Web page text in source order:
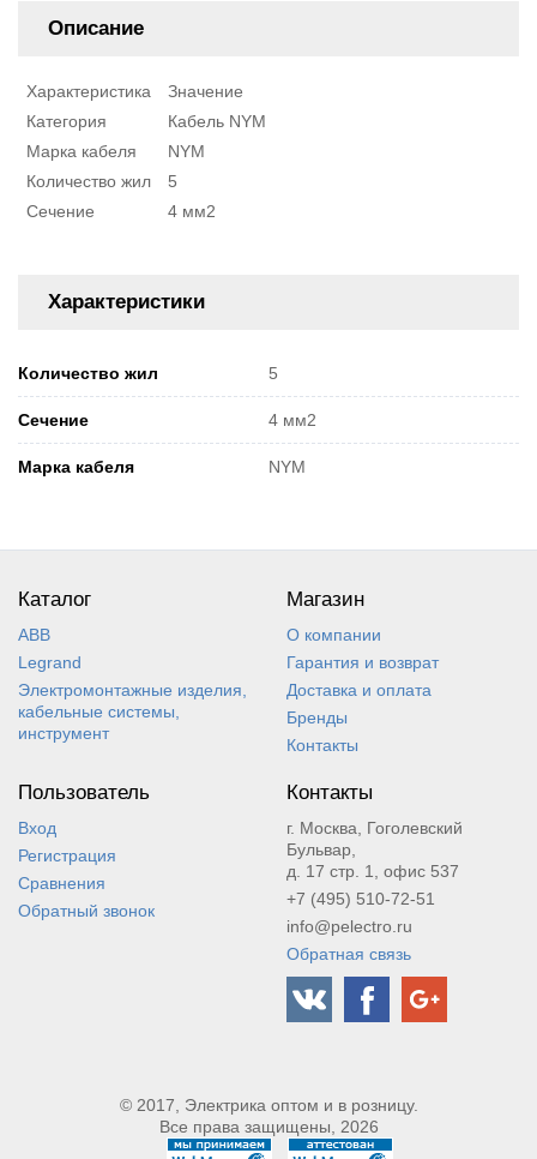
Описание
Характеристика
Значение
Категория
Кабель NYM
Марка кабеля
NYM
Количество жил
5
Сечение
4 мм2
Характеристики
Количество жил 5
Сечение 4 мм2
Марка кабеля NYM
Каталог
ABB
Legrand
Электромонтажные изделия,
кабельные системы,
инструмент
Магазин
О компании
Гарантия и возврат
Доставка и оплата
Бренды
Контакты
Пользователь
Вход
Регистрация
Сравнения
Обратный звонок
Контакты
г. Москва, Гоголевский
Бульвар,
д. 17 стр. 1, офис 537
+7 (495) 510-72-51
info@pelectro.ru
Обратная связь
© 2017, Электрика оптом и в розницу.
Все права защищены, 2026